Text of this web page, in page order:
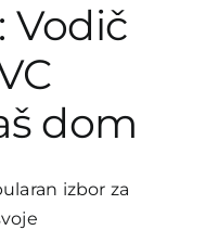
Vodič
dom
izbor za